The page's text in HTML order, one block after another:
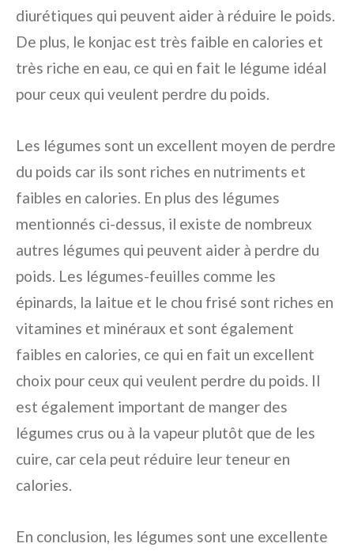
diurétiques qui peuvent aider à réduire le poids.
De plus, le konjac est très faible en calories et
très riche en eau, ce qui en fait le légume idéal
pour ceux qui veulent perdre du poids.
Les légumes sont un excellent moyen de perdre
du poids car ils sont riches en nutriments et
faibles en calories. En plus des légumes
mentionnés ci-dessus, il existe de nombreux
autres légumes qui peuvent aider à perdre du
poids. Les légumes-feuilles comme les
épinards, la laitue et le chou frisé sont riches en
vitamines et minéraux et sont également
faibles en calories, ce qui en fait un excellent
choix pour ceux qui veulent perdre du poids. Il
est également important de manger des
légumes crus ou à la vapeur plutôt que de les
cuire, car cela peut réduire leur teneur en
calories.
En conclusion, les légumes sont une excellente